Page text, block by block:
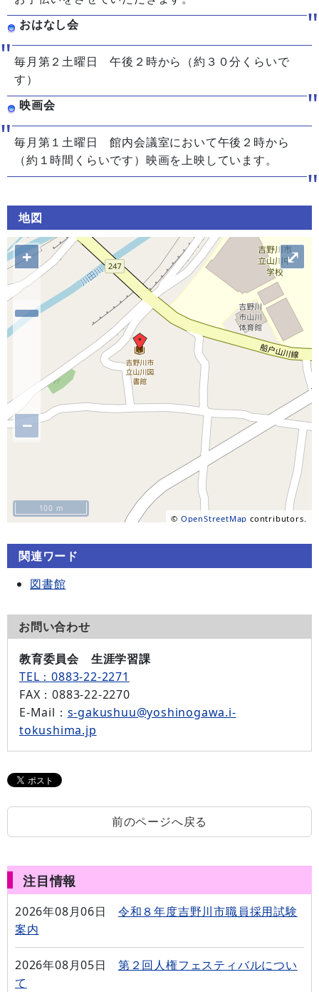
おはなし会
毎月第２土曜日 午後２時から（約３０分くらいで
す）
映画会
毎月第１土曜日 館内会議室において午後２時から
（約１時間くらいです）映画を上映しています。
地図
+
−
© OpenStreetMap contributors.
100 m
⤢
関連ワード
図書館
お問い合わせ
教育委員会 生涯学習課
TEL：0883-22-2271
FAX ：0883-22-2270
E-Mail ： s-gakushuu@yoshinogawa.i-
tokushima.jp
前のページへ戻る
注目情報
2026年08月06日
令和８年度吉野川市職員採用試験
案内
2026年08月05日
第２回人権フェスティバルについ
て